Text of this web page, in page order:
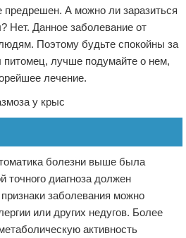
предрешен. А можно ли заразиться
Нет. Данное заболевание от
Поэтому будьте спокойны за
питомец, лучше подумайте о нем,
лечение.
болезни выше была
точного диагноза должен
заболевания можно
или других недугов. Более
активность